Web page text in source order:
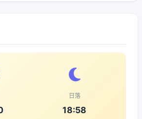
日落
18:58